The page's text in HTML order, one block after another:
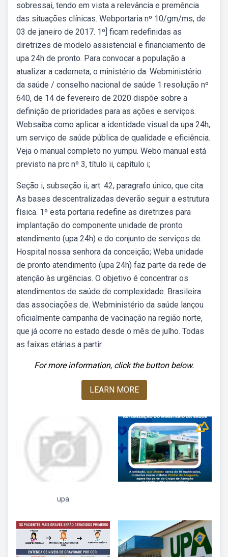
sobressai, tendo em vista a relevância e premência
das situações clínicas. Webportaria nº 10/gm/ms, de
03 de janeiro de 2017. 1º] ficam redefinidas as
diretrizes de modelo assistencial e financiamento de
upa 24h de pronto. Para convocar a população a
atualizar a caderneta, o ministério da. Webministério
da saúde / conselho nacional de saúde 1 resolução nº
640, de 14 de fevereiro de 2020 dispõe sobre a
definição de prioridades para as ações e serviços.
Websaiba como aplicar a identidade visual da upa 24h,
um serviço de saúde pública de qualidade e eficiência.
Veja o manual completo no yumpu. Webo manual está
previsto na prc nº 3, título ii, capítulo i;
Seção i, subseção ii, art. 42, paragrafo único, que cita:
As bases descentralizadas deverão seguir a estrutura
física. 1º esta portaria redefine as diretrizes para
implantação do componente unidade de pronto
atendimento (upa 24h) e do conjunto de serviços de.
Hospital nossa senhora da conceição; Weba unidade
de pronto atendimento (upa 24h) faz parte da rede de
atenção às urgências. O objetivo é concentrar os
atendimentos de saúde de complexidade. Brasileira
das associações de. Webministério da saúde lançou
oficialmente campanha de vacinação na região norte,
que já ocorre no estado desde o mês de julho. Todas
as faixas etárias a partir.
For more information, click the button below.
LEARN MORE
upa